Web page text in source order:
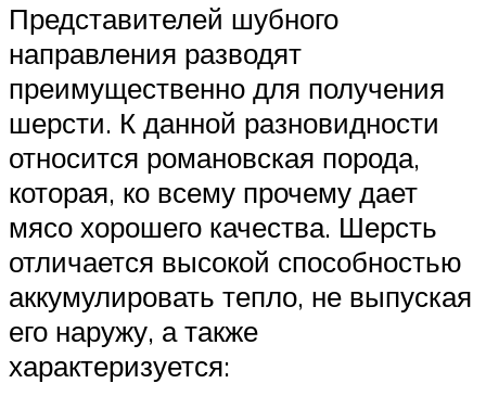
Представителей шубного
направления разводят
преимущественно для получения
шерсти. К данной разновидности
относится романовская порода,
которая, ко всему прочему дает
мясо хорошего качества. Шерсть
отличается высокой способностью
аккумулировать тепло, не выпуская
его наружу, а также
характеризуется: